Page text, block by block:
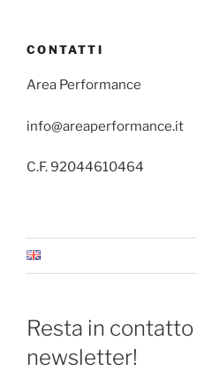
CONTATTI
Area Performance
info@areaperformance.it
C.F. 92044610464
Resta in
newsletter!